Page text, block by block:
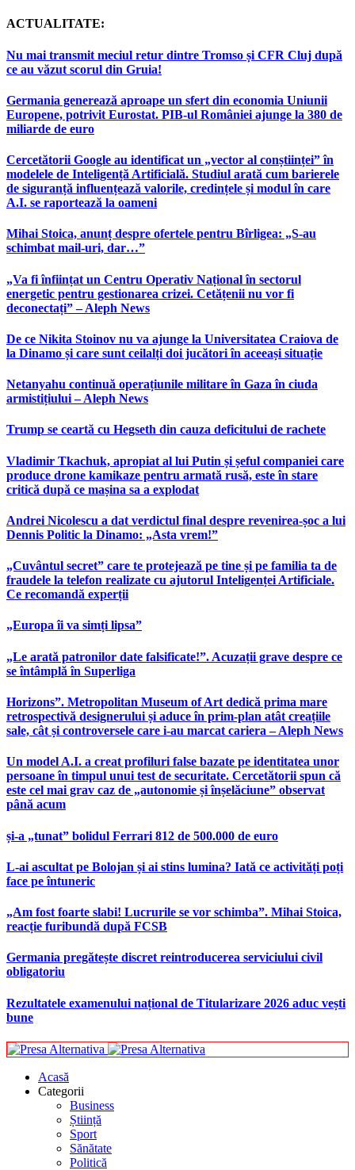
ACTUALITATE:
Nu mai transmit meciul retur dintre Tromso și CFR Cluj după
ce au văzut scorul din Gruia!
Germania generează aproape un sfert din economia Uniunii
Europene, potrivit Eurostat. PIB-ul României ajunge la 380 de
miliarde de euro
Cercetătorii Google au identificat un „vector al conștiinței” în
modelele de Inteligență Artificială. Studiul arată cum barierele
de siguranță influențează valorile, credințele și modul în care
A.I. se raportează la oameni
Mihai Stoica, anunț despre ofertele pentru Bîrligea: „S-au
schimbat mail-uri, dar…”
„Va fi înființat un Centru Operativ Național în sectorul
energetic pentru gestionarea crizei. Cetățenii nu vor fi
deconectați” – Aleph News
De ce Nikita Stoinov nu va ajunge la Universitatea Craiova de
la Dinamo și care sunt ceilalți doi jucători în aceeași situație
Netanyahu continuă operațiunile militare în Gaza în ciuda
armistițiului – Aleph News
Trump se ceartă cu Hegseth din cauza deficitului de rachete
Vladimir Tkachuk, apropiat al lui Putin și șeful companiei care
produce drone kamikaze pentru armată rusă, este în stare
critică după ce mașina sa a explodat
Andrei Nicolescu a dat verdictul final despre revenirea-șoc a lui
Dennis Politic la Dinamo: „Asta vrem!”
„Cuvântul secret” care te protejează pe tine și pe familia ta de
fraudele la telefon realizate cu ajutorul Inteligenței Artificiale.
Ce recomandă experții
„Europa îi va simți lipsa”
„Le arată patronilor date falsificate!”. Acuzații grave despre ce
se întâmplă în Superliga
Horizons”. Metropolitan Museum of Art dedică prima mare
retrospectivă designerului și aduce în prim-plan atât creațiile
sale, cât și controversele care i-au marcat cariera – Aleph News
Un model A.I. a creat profiluri false bazate pe identitatea unor
persoane în timpul unui test de securitate. Cercetătorii spun că
este cel mai grav caz de „autonomie și înșelăciune” observat
până acum
și-a „tunat” bolidul Ferrari 812 de 500.000 de euro
L-ai ascultat pe Bolojan și ai stins lumina? Iată ce activități poți
face pe întuneric
„Am fost foarte slabi! Lucrurile se vor schimba”. Mihai Stoica,
reacție furibundă după FCSB
Germania pregătește discret reintroducerea serviciului civil
obligatoriu
Rezultatele examenului național de Titularizare 2026 aduc vești
bune
Acasă
Categorii
Business
Știință
Sport
Sănătate
Politică